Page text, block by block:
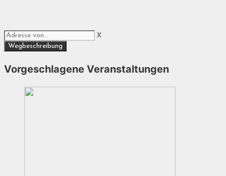
X
Vorgeschlagene Veranstaltungen